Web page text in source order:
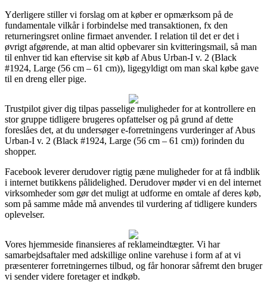
Yderligere stiller vi forslag om at køber er opmærksom på de
fundamentale vilkår i forbindelse med transaktionen, fx den
returneringsret online firmaet anvender. I relation til det er det i
øvrigt afgørende, at man altid opbevarer sin kvitteringsmail, så man
til enhver tid kan eftervise sit køb af Abus Urban-I v. 2 (Black
#1924, Large (56 cm – 61 cm)), ligegyldigt om man skal købe gave
til en dreng eller pige.
Trustpilot giver dig tilpas passelige muligheder for at kontrollere en
stor gruppe tidligere brugeres opfattelser og på grund af dette
foreslåes det, at du undersøger e-forretningens vurderinger af Abus
Urban-I v. 2 (Black #1924, Large (56 cm – 61 cm)) forinden du
shopper.
Facebook leverer derudover rigtig pæne muligheder for at få indblik
i internet butikkens pålidelighed. Derudover møder vi en del internet
virksomheder som gør det muligt at udforme en omtale af deres køb,
som på samme måde må anvendes til vurdering af tidligere kunders
oplevelser.
Vores hjemmeside finansieres af reklameindtægter. Vi har
samarbejdsaftaler med adskillige online varehuse i form af at vi
præsenterer forretningernes tilbud, og får honorar såfremt den bruger
vi sender videre foretager et indkøb.